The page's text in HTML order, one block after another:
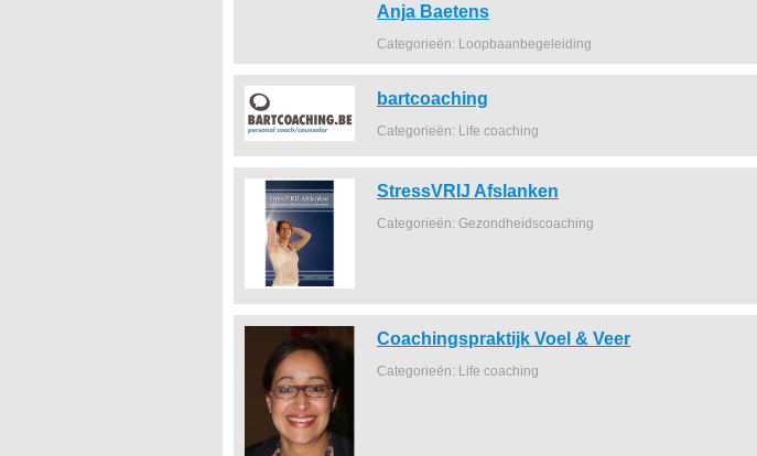
Anja Baetens
Categorieën: Loopbaanbegeleiding
bartcoaching
Categorieën: Life coaching
StressVRIJ Afslanken
Categorieën: Gezondheidscoaching
Coachingspraktijk Voel & Veer
Categorieën: Life coaching